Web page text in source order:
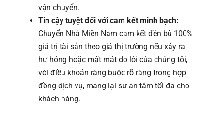
vận chuyển.
Tin cậy tuyệt đối với cam kết minh bạch:
Chuyển Nhà Miền Nam cam kết đền bù 100%
giá trị tài sản theo giá thị trường nếu xảy ra
hư hỏng hoặc mất mát do lỗi của chúng tôi,
với điều khoản ràng buộc rõ ràng trong hợp
đồng dịch vụ, mang lại sự an tâm tối đa cho
khách hàng.